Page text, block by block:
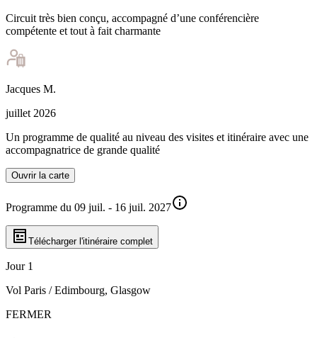
Circuit très bien conçu, accompagné d’une conférencière
compétente et tout à fait charmante
Jacques M.
juillet 2026
Un programme de qualité au niveau des visites et itinéraire avec une
accompagnatrice de grande qualité
Ouvrir la carte
Programme du 09 juil. - 16 juil. 2027
Télécharger l'itinéraire complet
Jour 1
Vol Paris / Edimbourg, Glasgow
FERMER